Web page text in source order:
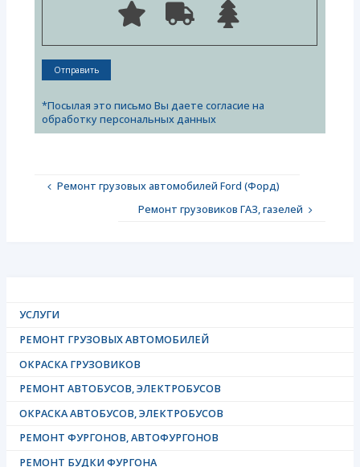
*Посылая это письмо Вы даете согласие на
обработку персональных данных
Ремонт грузовых автомобилей Ford (Форд)
Ремонт грузовиков ГАЗ, газелей
УСЛУГИ
РЕМОНТ ГРУЗОВЫХ АВТОМОБИЛЕЙ
ОКРАСКА ГРУЗОВИКОВ
РЕМОНТ АВТОБУСОВ, ЭЛЕКТРОБУСОВ
ОКРАСКА АВТОБУСОВ, ЭЛЕКТРОБУСОВ
РЕМОНТ ФУРГОНОВ, АВТОФУРГОНОВ
РЕМОНТ БУДКИ ФУРГОНА